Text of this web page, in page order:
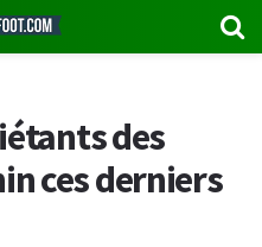
des
ces derniers